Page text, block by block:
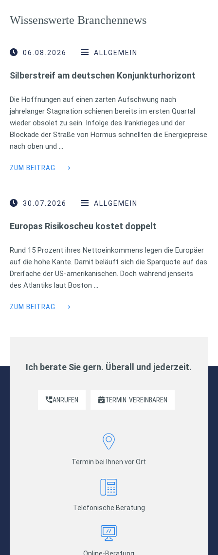
Wissenswerte Branchennews
06.08.2026 ALLGEMEIN
Silberstreif am deutschen Konjunkturhorizont
Die Hoffnungen auf einen zarten Aufschwung nach
jahrelanger Stagnation schienen bereits im ersten Quartal
wieder obsolet zu sein. Infolge des Irankrieges und der
Blockade der Straße von Hormus schnellten die Energiepreise
nach oben und …
ZUM BEITRAG ⟶
30.07.2026 ALLGEMEIN
Europas Risikoscheu kostet doppelt
Rund 15 Prozent ihres Nettoeinkommens legen die Europäer
auf die hohe Kante. Damit beläuft sich die Sparquote auf das
Dreifache der US-amerikanischen. Doch während jenseits
des Atlantiks laut Boston …
ZUM BEITRAG ⟶
Ich berate Sie gern. Überall und jederzeit.
ANRUFEN TERMIN VEREINBAREN
Termin bei Ihnen vor Ort
Telefonische Beratung
Online-Beratung